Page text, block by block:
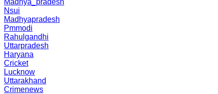
Madhya_pradesh
Nsui
Madhyapradesh
Pmmodi
Rahulgandhi
Uttarpradesh
Haryana
Cricket
Lucknow
Uttarakhand
Crimenews